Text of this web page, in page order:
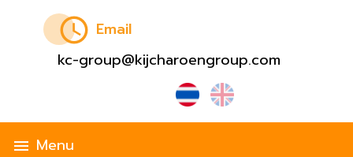
schedule Email
kc-group@kijcharoengroup.com
menu Menu